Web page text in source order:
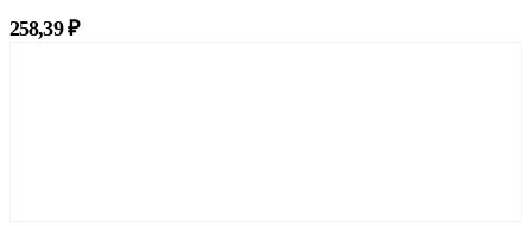
258,39₽